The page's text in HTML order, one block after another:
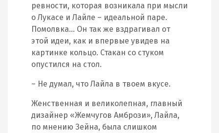
ревности, которая возникала при мысли
о Лукасе и Лайле – идеальной паре.
Помолвка… Он так же вздрагивал от
этой идеи, как и впервые увидев на
картинке кольцо. Стакан со стуком
опустился на стол.
– Не думал, что Лайла в твоем вкусе.
Женственная и великолепная, главный
дизайнер «Жемчугов Амбрози», Лайла,
по мнению Зейна, была слишком